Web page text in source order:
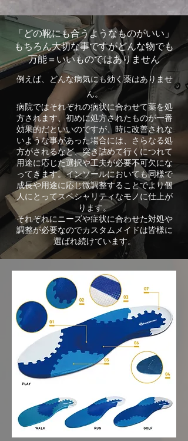
「どの靴にも合うようなものがいい」
もちろん大切な事ですがどんな物でも
万能＝いいものではありません
例えば、​どんな病気にも効く薬はありませ
ん。
病院ではそれぞれの病状に合わせて薬を処
方されます、初めに処方されたものが一番
効果的だといいのですが、時に改善されな
いような事があった場合には、さらなる処
方がされるなど、突き詰めて行くにつれて
用途に応じた選択や工夫が必要不可欠にな
ってきます。インソールにおいても同様で
成長や用途に応じ微調整することでより個
人にとってスペシャリティなモノに仕上が
ります。
それぞれにニーズや症状に合わせた対処や
調整が必要なのでカスタムメイドは皆様に
選ばれ続けています。